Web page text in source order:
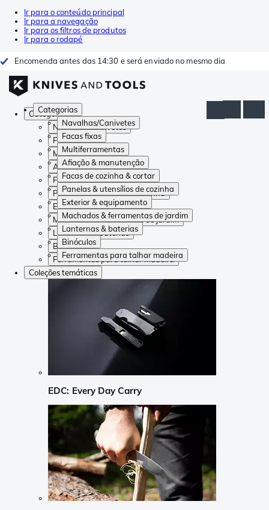
Ir para o conteúdo principal
Ir para a navegação
Ir para os filtros de produtos
Ir para o rodapé
Encomenda antes das 14:30 e será enviado no mesmo dia
Categorias
Navalhas/Canivetes
Facas fixas
Multiferramentas
Afiação & manutenção
Facas de cozinha & cortar
Panelas & utensílios de cozinha
Exterior & equipamento
Machados & ferramentas de jardim
Lanternas & baterias
Binóculos
Ferramentas para talhar madeira
Categorias
Navalhas/Canivetes
Facas fixas
Multiferramentas
Afiação & manutenção
Facas de cozinha & cortar
Panelas & utensílios de cozinha
Exterior & equipamento
Machados & ferramentas de jardim
Lanternas & baterias
Binóculos
Ferramentas para talhar madeira
Coleções temáticas
EDC: Every Day Carry